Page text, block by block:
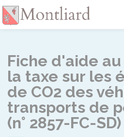
Fiche d'aide
la taxe sur les
de CO2 des
transports de
(n° 2857-FC-SD)